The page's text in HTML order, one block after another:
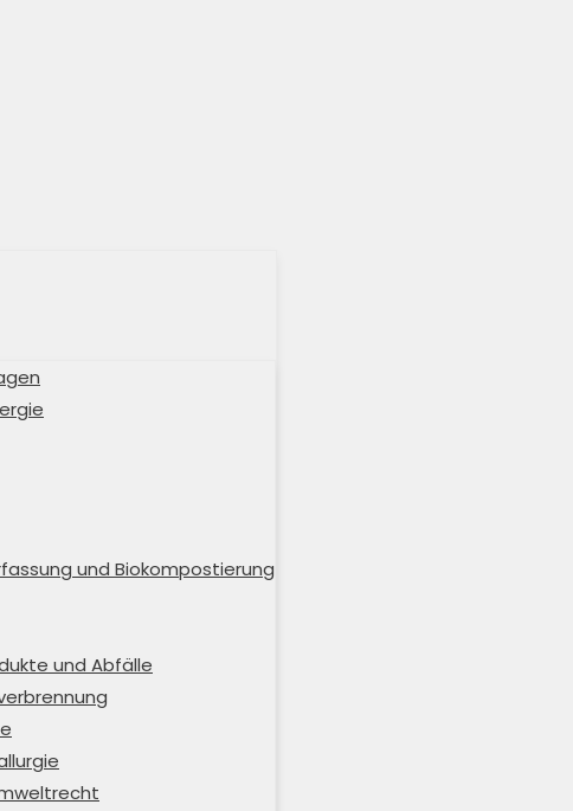
und Biokompostierung
und Abfälle